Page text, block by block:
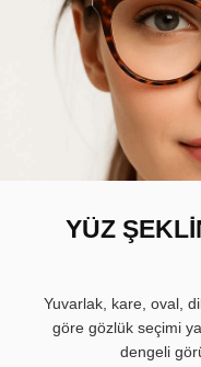
YÜZ
Yuvarlak, kare, oval,
göre gözlük seçimi
dengeli